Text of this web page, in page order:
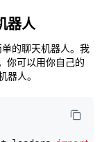
器人
的聊天机器人。我
你可以用你自己的
器人。